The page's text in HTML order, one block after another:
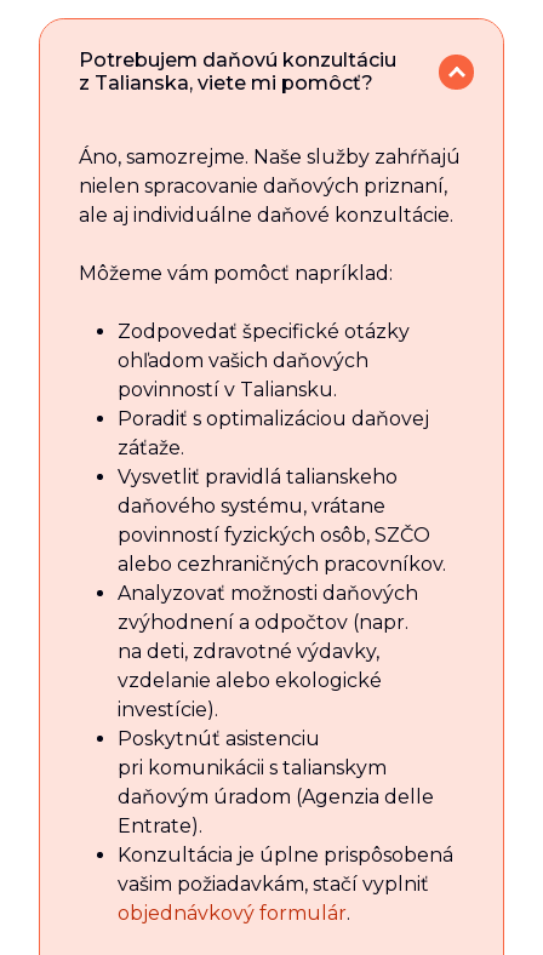
Potrebujem daňovú konzultáciu
z Talianska, viete mi pomôcť?
Áno, samozrejme. Naše služby zahŕňajú
nielen spracovanie daňových priznaní,
ale aj individuálne daňové konzultácie.
Môžeme vám pomôcť napríklad:
Zodpovedať špecifické otázky
ohľadom vašich daňových
povinností v Taliansku.
Poradiť s optimalizáciou daňovej
záťaže.
Vysvetliť pravidlá talianskeho
daňového systému, vrátane
povinností fyzických osôb, SZČO
alebo cezhraničných pracovníkov.
Analyzovať možnosti daňových
zvýhodnení a odpočtov (napr.
na deti, zdravotné výdavky,
vzdelanie alebo ekologické
investície).
Poskytnúť asistenciu
pri komunikácii s talianskym
daňovým úradom (Agenzia delle
Entrate).
Konzultácia je úplne prispôsobená
vašim požiadavkám, stačí vyplniť
objednávkový formulár.